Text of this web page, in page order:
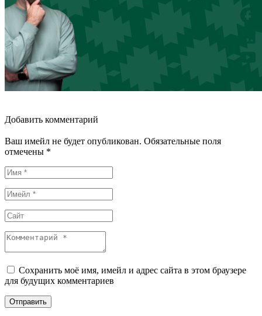
Добавить комментарий
Ваш имейл не будет опубликован. Обязательные поля
отмечены *
Сохранить моё имя, имейл и адрес сайта в этом браузере
для будущих комментариев